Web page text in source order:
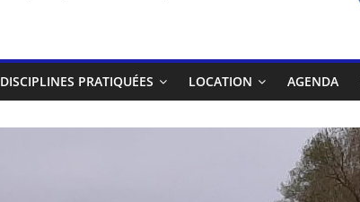
DISCIPLINES PRATIQUÉES LOCATION AGENDA